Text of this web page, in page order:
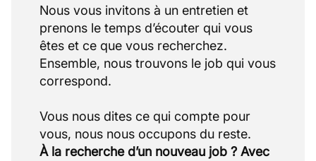
Nous vous invitons à un entretien et
prenons le temps d’écouter qui vous
êtes et ce que vous recherchez.
Ensemble, nous trouvons le job qui vous
correspond.
Vous nous dites ce qui compte pour
À la recherche d’un nouveau job ? Avec